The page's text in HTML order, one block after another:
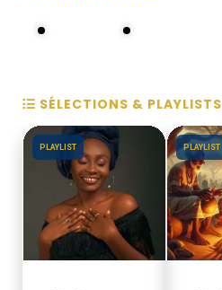
SÉLECTIONS & PLAYLISTS
PLAYLIST PLAYLIST